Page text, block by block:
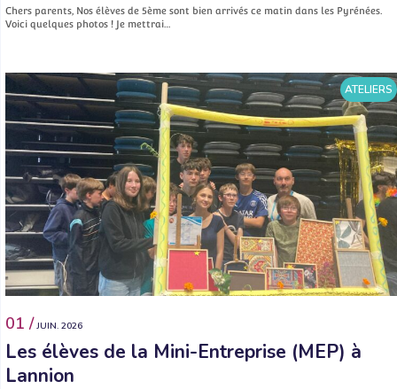
Chers parents, Nos élèves de 5ème sont bien arrivés ce matin dans les Pyrénées.
Voici quelques photos ! Je mettrai…
ATELIERS
01 / JUIN. 2026
Les élèves de la Mini-Entreprise (MEP) à
Lannion